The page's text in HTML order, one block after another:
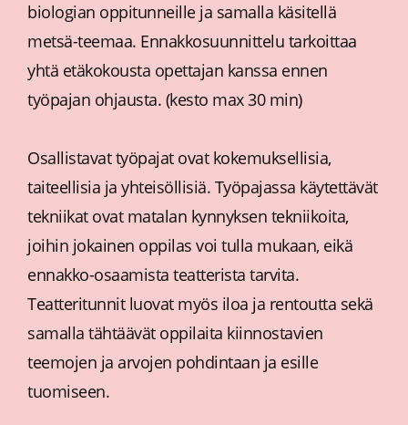
biologian oppitunneille ja samalla käsitellä
metsä-teemaa. Ennakkosuunnittelu tarkoittaa
yhtä etäkokousta opettajan kanssa ennen
työpajan ohjausta. (kesto max 30 min)
Osallistavat työpajat ovat kokemuksellisia,
taiteellisia ja yhteisöllisiä. Työpajassa käytettävät
tekniikat ovat matalan kynnyksen tekniikoita,
joihin jokainen oppilas voi tulla mukaan, eikä
ennakko-osaamista teatterista tarvita.
Teatteritunnit luovat myös iloa ja rentoutta sekä
samalla tähtäävät oppilaita kiinnostavien
teemojen ja arvojen pohdintaan ja esille
tuomiseen.